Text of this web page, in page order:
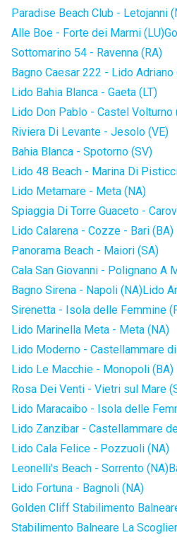
Paradise Beach Club - Letojanni
Alle Boe - Forte dei Marmi (LU)
Sottomarino 54 - Ravenna (RA)
Bagno Caesar 222 - Lido Adriano
Lido Bahia Blanca - Gaeta (LT)
Lido Don Pablo - Castel Volturno
Riviera Di Levante - Jesolo (VE)
Bahia Blanca - Spotorno (SV)
Lido 48 Beach - Marina Di
Lido Metamare - Meta (NA)
Spiaggia Di Torre Guaceto -
Lido Calarena - Cozze - Bari (BA)
Panorama Beach - Maiori (SA)
Cala San Giovanni - Polignano A
Bagno Sirena - Napoli (NA)Lido
Sirenetta - Isola delle Femmine
Lido Marinella Meta - Meta (NA)
Lido Moderno - Castellammare
Lido Le Macchie - Monopoli (BA)
Rosa Dei Venti - Vietri sul Mare
Lido Maracaibo - Isola delle
Lido Zanzibar - Castellammare
Lido Cala Felice - Pozzuoli (NA)
Leonelli's Beach - Sorrento (NA)
Lido Fortuna - Bagnoli (NA)
Golden Cliff Stabilimento
Stabilimento Balneare La